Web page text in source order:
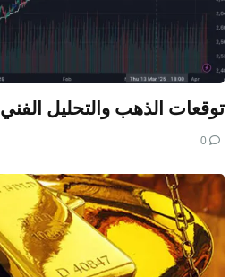
توقعات الذهب والتحليل الفني